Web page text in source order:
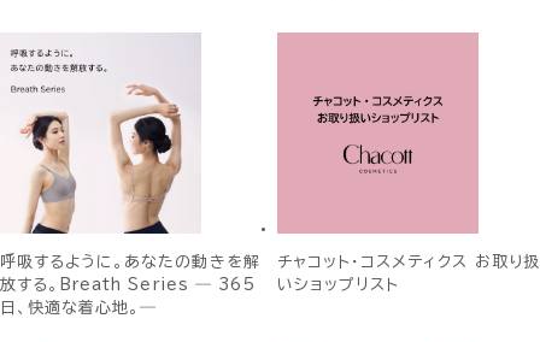
呼吸するように。あなたの動きを解
放する。Breath Series ― 365
日、快適な着心地。―
チャコット・コスメティクス お取り扱
いショップリスト